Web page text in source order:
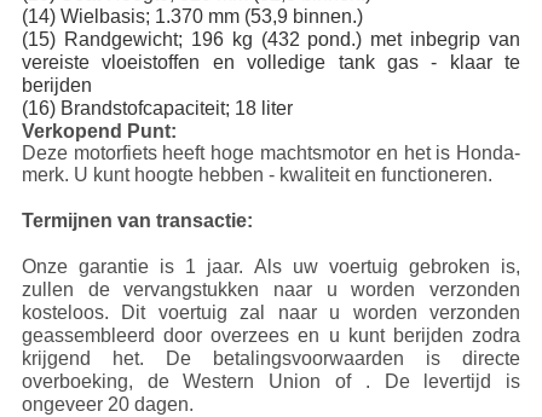
(14) Wielbasis; 1.370 mm (53,9 binnen.)
(15) Randgewicht; 196 kg (432 pond.) met inbegrip van
vereiste vloeistoffen en volledige tank gas - klaar te
berijden
(16) Brandstofcapaciteit; 18 liter
Verkopend Punt:
Deze motorfiets heeft hoge machtsmotor en het is Honda-
merk. U kunt hoogte hebben - kwaliteit en functioneren.
Termijnen van transactie:
Onze garantie is 1 jaar. Als uw voertuig gebroken is,
zullen de vervangstukken naar u worden verzonden
kosteloos. Dit voertuig zal naar u worden verzonden
geassembleerd door overzees en u kunt berijden zodra
krijgend het. De betalingsvoorwaarden is directe
overboeking, de Western Union of . De levertijd is
ongeveer 20 dagen.